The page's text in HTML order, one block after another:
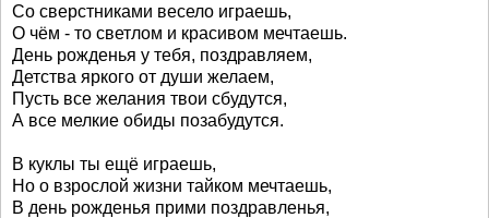
Со сверстниками весело играешь,
О чём - то светлом и красивом мечтаешь.
День рожденья у тебя, поздравляем,
Детства яркого от души желаем,
Пусть все желания твои сбудутся,
А все мелкие обиды позабудутся.
В куклы ты ещё играешь,
Но о взрослой жизни тайком мечтаешь,
В день рожденья прими поздравленья,